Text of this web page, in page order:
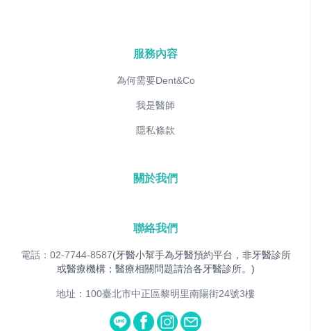
服務內容
為何需要Dent&Co
我是醫師
隱私條款
關於我們
聯絡我們
電話：02-7744-8587(牙醫小幫手為牙醫預約平台，非牙醫診所
或醫療機構；醫療相關問題請洽各牙醫診所。)
地址：100臺北市中正區黎明里南陽街24號3樓